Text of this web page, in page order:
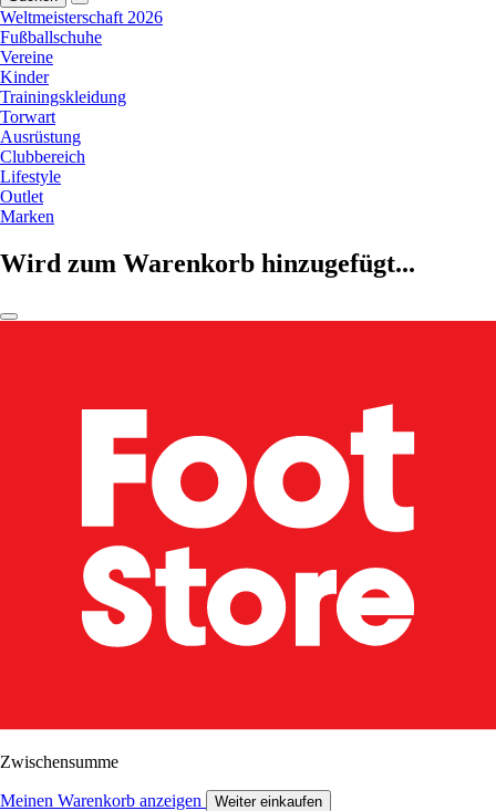
Weltmeisterschaft 2026
Fußballschuhe
Vereine
Kinder
Trainingskleidung
Torwart
Ausrüstung
Clubbereich
Lifestyle
Outlet
Marken
Wird zum Warenkorb hinzugefügt...
Zwischensumme
Meinen Warenkorb anzeigen Weiter einkaufen